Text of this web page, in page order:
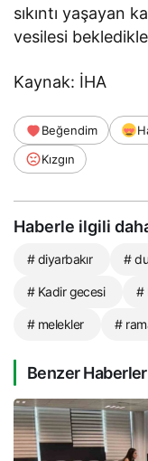
sıkıntı yaşayan
vesilesi
Kaynak: İHA
Beğendim
Kızgın
Haberle ilgili
# diyarbakır #
# Kadir gecesi #
# melekler #
Benzer Haberler